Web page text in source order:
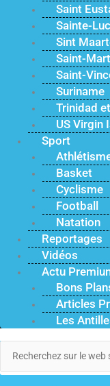
Saint
Sainte-
Sint
Saint-
Saint-
Suriname
Trinidad
US Virgin
Sport
Basket
Cyclisme
Football
Natation
Reportages
Vidéos
Actu
Bons
Articles
Les